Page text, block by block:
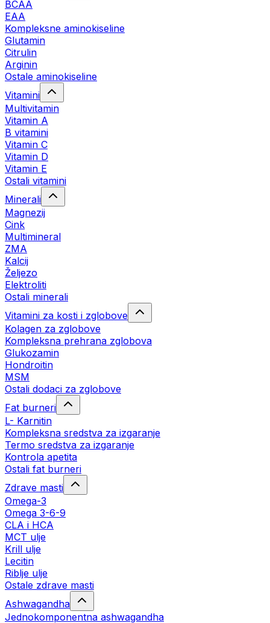
BCAA
EAA
Kompleksne aminokiseline
Glutamin
Citrulin
Arginin
Ostale aminokiseline
Vitamini
Multivitamin
Vitamin A
B vitamini
Vitamin C
Vitamin D
Vitamin E
Ostali vitamini
Minerali
Magnezij
Cink
Multimineral
ZMA
Kalcij
Željezo
Elektroliti
Ostali minerali
Vitamini za kosti i zglobove
Kolagen za zglobove
Kompleksna prehrana zglobova
Glukozamin
Hondroitin
MSM
Ostali dodaci za zglobove
Fat burneri
L- Karnitin
Kompleksna sredstva za izgaranje
Termo sredstva za izgaranje
Kontrola apetita
Ostali fat burneri
Zdrave masti
Omega-3
Omega 3-6-9
CLA i HCA
MCT ulje
Krill ulje
Lecitin
Riblje ulje
Ostale zdrave masti
Ashwagandha
Jednokomponentna ashwagandha